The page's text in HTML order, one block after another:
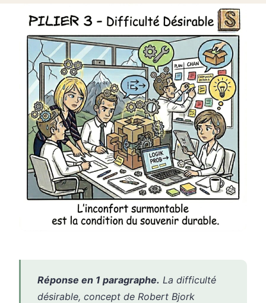
Réponse en 1 paragraphe. La difficulté
désirable, concept de Robert Bjork